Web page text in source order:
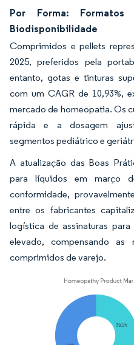
Por Forma: Formatos
Biodisponibilidade
Comprimidos e pellets
2025, preferidos pela
entanto, gotas e tinturas
com um CAGR de 10,93%,
mercado de homeopatia. Os
rápida e a dosagem
segmentos pediátrico e
A atualização das Boas
para líquidos em março
conformidade,
entre os fabricantes
logística de assinaturas
elevado, compensando as
comprimidos de varejo.